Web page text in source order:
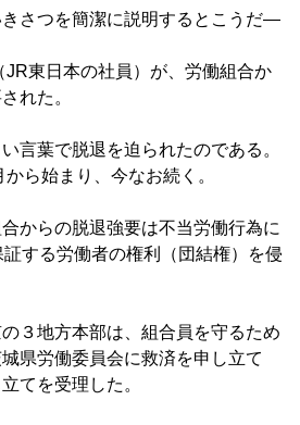
さつを簡潔に説明するとこうだ―
東日本の社員）が、労働組合か
れた。
言葉で脱退を迫られたのである。
ら始まり、今なお続く。
からの脱退強要は不当労働行為に
する労働者の権利（団結権）を侵
３地方本部は、組合員を守るため
県労働委員会に救済を申し立て
てを受理した。